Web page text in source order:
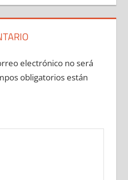
electrónico no será
obligatorios están